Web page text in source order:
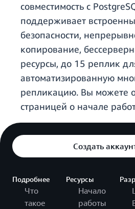
совместимость с
поддерживает
безопасности,
копирование,
ресурсы, до 15 реплик
автоматизированную
репликацию. Вы можете
страницей о начале
Создать
Подробнее
Что
такое
Ресурсы
Начало
работы